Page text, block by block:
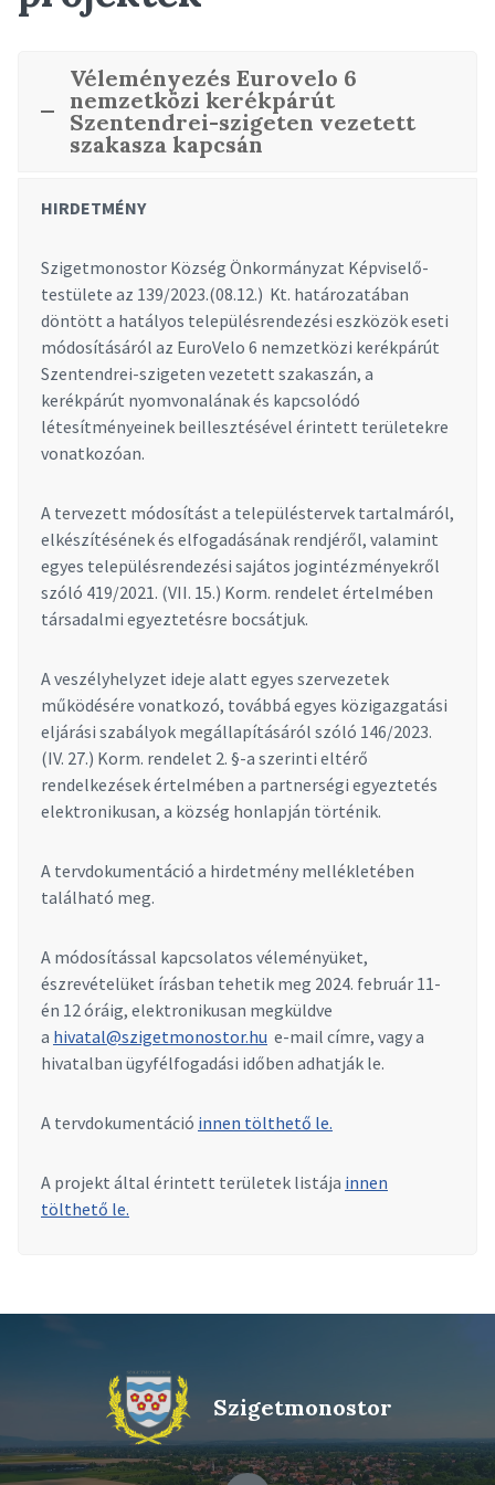
Véleményezés Eurovelo 6
nemzetközi kerékpárút
Szentendrei-szigeten vezetett
szakasza kapcsán
HIRDETMÉNY
Szigetmonostor Község Önkormányzat Képviselő-
testülete az 139/2023.(08.12.) Kt. határozatában
döntött a hatályos településrendezési eszközök eseti
módosításáról az EuroVelo 6 nemzetközi kerékpárút
Szentendrei-szigeten vezetett szakaszán, a
kerékpárút nyomvonalának és kapcsolódó
létesítményeinek beillesztésével érintett területekre
vonatkozóan.
A tervezett módosítást a településtervek tartalmáról,
elkészítésének és elfogadásának rendjéről, valamint
egyes településrendezési sajátos jogintézményekről
szóló 419/2021. (VII. 15.) Korm. rendelet értelmében
társadalmi egyeztetésre bocsátjuk.
A veszélyhelyzet ideje alatt egyes szervezetek
működésére vonatkozó, továbbá egyes közigazgatási
eljárási szabályok megállapításáról szóló 146/2023.
(IV. 27.) Korm. rendelet 2. §-a szerinti eltérő
rendelkezések értelmében a partnerségi egyeztetés
elektronikusan, a község honlapján történik.
A tervdokumentáció a hirdetmény mellékletében
található meg.
A módosítással kapcsolatos véleményüket,
észrevételüket írásban tehetik meg 2024. február 11-
én 12 óráig, elektronikusan megküldve
a hivatal@szigetmonostor.hu e-mail címre, vagy a
hivatalban ügyfélfogadási időben adhatják le.
A tervdokumentáció innen tölthető le.
A projekt által érintett területek listája innen
tölthető le.
Szigetmonostor